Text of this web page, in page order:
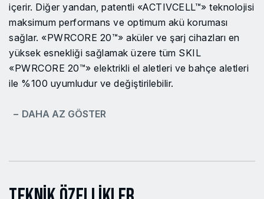
içerir. Diğer yandan, patentli «ACTIVCELL™» teknolojisi
maksimum performans ve optimum akü koruması
sağlar. «PWRCORE 20™» aküler ve şarj cihazları en
yüksek esnekliği sağlamak üzere tüm SKIL
«PWRCORE 20™» elektrikli el aletleri ve bahçe aletleri
ile %100 uyumludur ve değiştirilebilir.
− DAHA AZ GÖSTER